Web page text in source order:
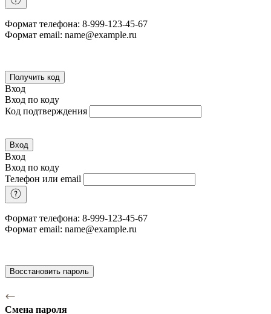
Формат телефона: 8-999-123-45-67
Формат email: name@example.ru
Получить код
Вход
Вход по коду
Код подтверждения
Вход
Вход
Вход по коду
Телефон или email
Формат телефона: 8-999-123-45-67
Формат email: name@example.ru
Восстановить пароль
Смена пароля